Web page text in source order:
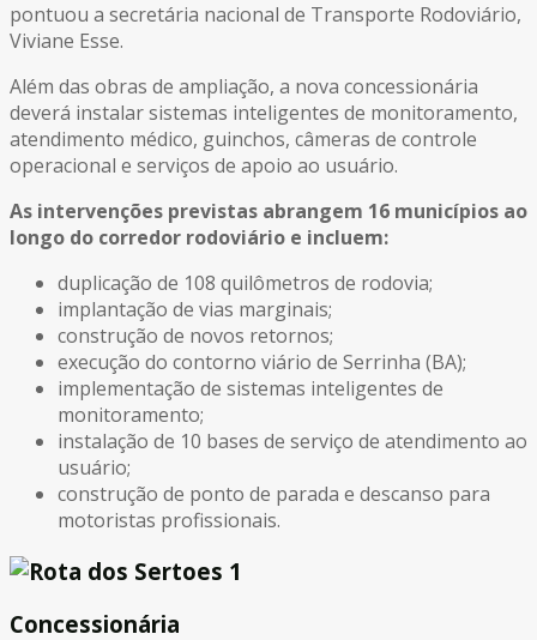
pontuou a secretária nacional de Transporte Rodoviário,
Viviane Esse.
Além das obras de ampliação, a nova concessionária
deverá instalar sistemas inteligentes de monitoramento,
atendimento médico, guinchos, câmeras de controle
operacional e serviços de apoio ao usuário.
As intervenções previstas abrangem 16 municípios ao
longo do corredor rodoviário e incluem:
duplicação de 108 quilômetros de rodovia;
implantação de vias marginais;
construção de novos retornos;
execução do contorno viário de Serrinha (BA);
implementação de sistemas inteligentes de
monitoramento;
instalação de 10 bases de serviço de atendimento ao
usuário;
construção de ponto de parada e descanso para
motoristas profissionais.
Concessionária